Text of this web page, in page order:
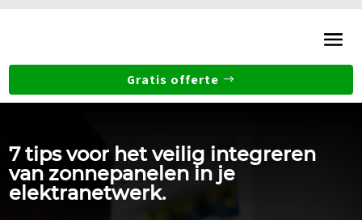
Gratis offerte
7 tips voor het veilig integreren
van zonnepanelen in je
elektranetwerk.​